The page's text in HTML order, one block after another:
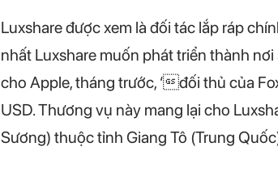
Luxshare được xem là đối tác lắp ráp
nhất Luxshare muốn phát triển thành
cho Apple, tháng trước, ‘đối thủ của
USD. Thương vụ này mang lại cho
Sương) thuộc tỉnh Giang Tô (Trung